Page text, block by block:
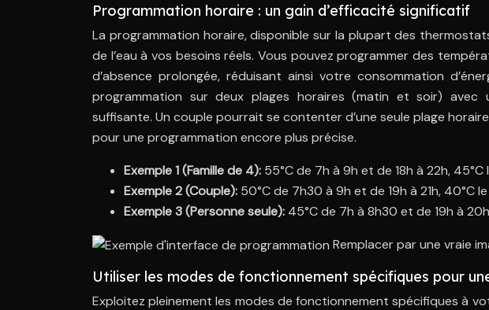
Programmation horaire : un gain d’efficacité significatif
La programmation horaire, disponible sur la plupart des
de l’eau à vos besoins réels. Vous pouvez programmer des
d’absence prolongée, réduisant ainsi votre consommation
programmation sur deux plages horaires (matin et soir)
suffisante. Un couple pourrait se contenter d’une seule plage
pour une programmation encore plus précise.
Exemple 1 (Famille de 4): 55°C de 7h à 9h et de 18h à 22h,
Exemple 2 (Couple): 50°C de 7h30 à 9h et de 19h à 21h, 40°C
Exemple 3 (Personne seule): 45°C de 7h à 8h30 et de 19h à
Remplacer par une vraie
Utiliser les modes de fonctionnement spécifiques pour
Exploitez pleinement les modes de fonctionnement spécifiques à